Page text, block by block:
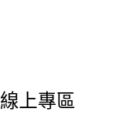
線上專區